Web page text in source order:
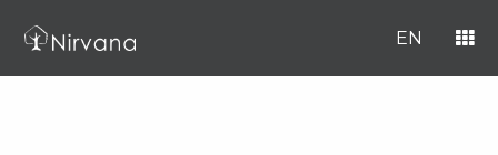
EN